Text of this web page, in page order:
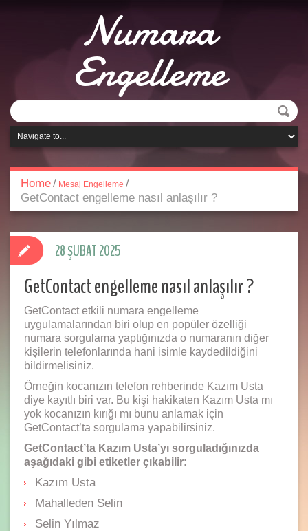
Numara
Engelleme
Home/ Mesaj Engelleme /
GetContact engelleme nasıl anlaşılır ?
GetContact engelleme nasıl anlaşılır ?
GetContact etkili numara engelleme
uygulamalarından biri olup en popüler özelliği
numara sorgulama yaptığınızda o numaranın diğer
kişilerin telefonlarında hani isimle kaydedildiğini
bildirmelisiniz.
Örneğin kocanızın telefon rehberinde Kazım Usta
diye kayıtlı biri var. Bu kişi hakikaten Kazım Usta mı
yok kocanızın kırığı mı bunu anlamak için
GetContact’ta sorgulama yapabilirsiniz.
GetContact’ta Kazım Usta’yı sorguladığınızda
aşağıdaki gibi etiketler çıkabilir:
Kazım Usta
Mahalleden Selin
Selin Yılmaz
28 ŞUBAT 2025